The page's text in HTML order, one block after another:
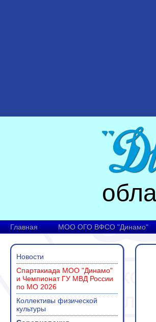
Главная МОО ОГО ВФСО "Динамо"
Новости
Спартакиада МОО "Динамо"
и Чемпионат ГУ МВД России
по МО 2026
Коллективы физической
культуры